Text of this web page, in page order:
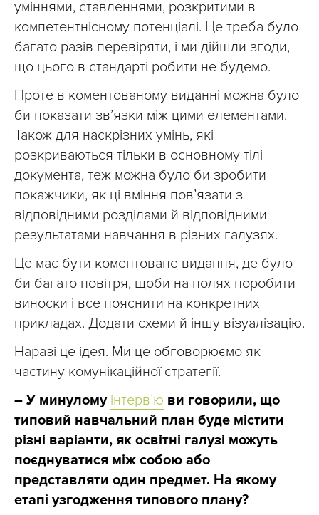
уміннями, ставленнями, розкритими в
компетентнісному потенціалі. Це треба було
багато разів перевіряти, і ми дійшли згоди,
що цього в стандарті робити не будемо.
Проте в коментованому виданні можна було
би показати зв’язки між цими елементами.
Також для наскрізних умінь, які
розкриваються тільки в основному тілі
документа, теж можна було би зробити
покажчики, як ці вміння пов’язати з
відповідними розділами й відповідними
результатами навчання в різних галузях.
Це має бути коментоване видання, де було
би багато повітря, щоби на полях поробити
виноски і все пояснити на конкретних
прикладах. Додати схеми й іншу візуалізацію.
Наразі це ідея. Ми це обговорюємо як
частину комунікаційної стратегії.
– У минулому інтерв’ю ви говорили, що
типовий навчальний план буде містити
різні варіанти, як освітні галузі можуть
поєднуватися між собою або
представляти один предмет. На якому
етапі узгодження типового плану?